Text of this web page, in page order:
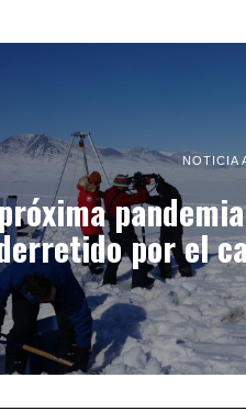
NOTICIA
por el